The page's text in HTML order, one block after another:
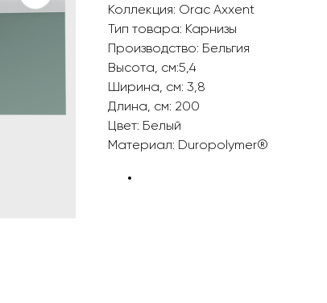
Коллекция: Orac Axxent
Тип товара: Карнизы
Производство: Бельгия
Высота, см:5,4
Ширина, см: 3,8
Длина, см: 200
Цвет: Белый
Материал: Duropolymer® ‎‎